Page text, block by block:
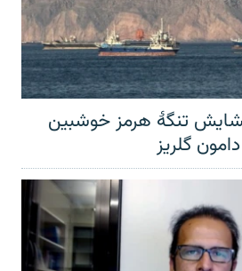
تنگهٔ هرمز خوشبین
گلریز